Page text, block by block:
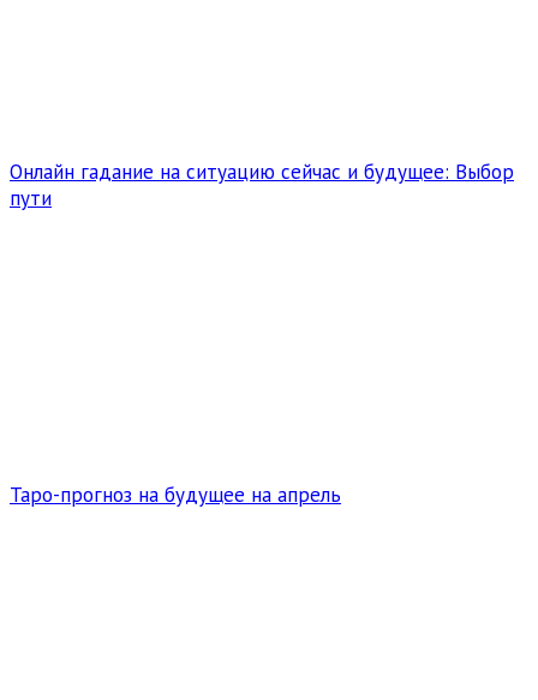
Онлайн гадание на ситуацию сейчас и будущее: Выбор
пути
Таро-прогноз на будущее на апрель